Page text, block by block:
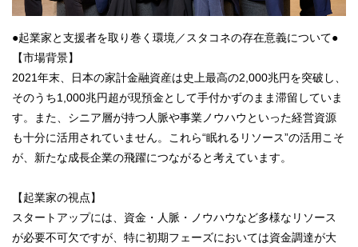
●起業家と支援者を取り巻く環境／スタコネの存在意義について●
【市場背景】
2021年末、日本の家計金融資産は史上最高の2,000兆円を突破し、
そのうち1,000兆円超が現預金として手付かずのまま滞留していま
す。また、シニア層が持つ人脈や事業ノウハウといった経営資源
も十分に活用されていません。これら“眠れるリソース”の活用こそ
が、新たな成長企業の飛躍につながると考えています。
【起業家の視点】
スタートアップには、資金・人脈・ノウハウなど多様なリソース
が必要不可欠ですが、特に初期フェーズにおいては資金調達が大